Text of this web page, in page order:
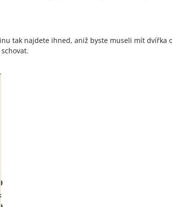
tak najdete ihned, aniž byste museli mít dvířka